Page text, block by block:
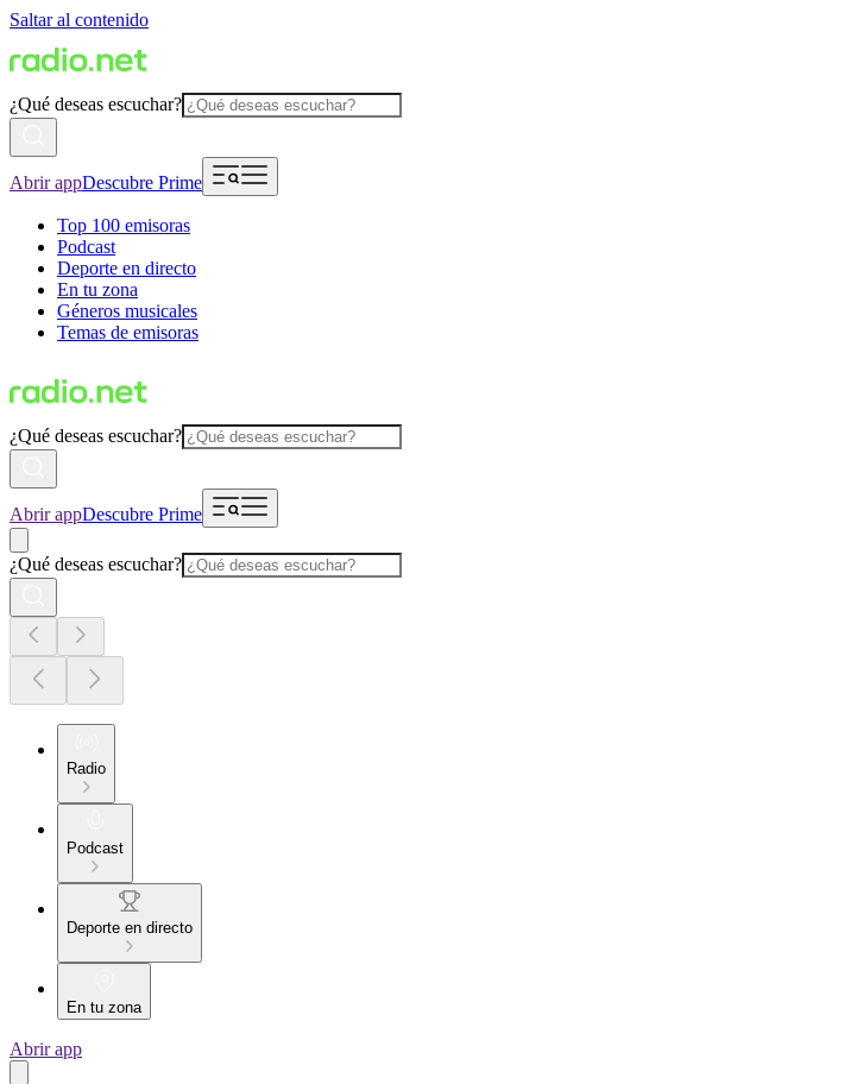
Saltar al contenido
¿Qué deseas escuchar?
Abrir appDescubre Prime
Top 100 emisoras
Podcast
Deporte en directo
En tu zona
Géneros musicales
Temas de emisoras
¿Qué deseas escuchar?
Abrir appDescubre Prime
¿Qué deseas escuchar?
Radio
Podcast
Deporte en directo
En tu zona
Abrir app